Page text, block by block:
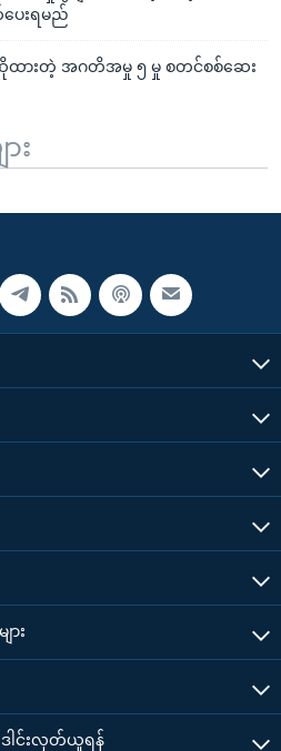
ပေးရမည်
ထားတဲ့ အဂတိအမှု ၅ မှု စတင်စစ်ဆေး
း
း
ါင်းလုတ်ယူရန်